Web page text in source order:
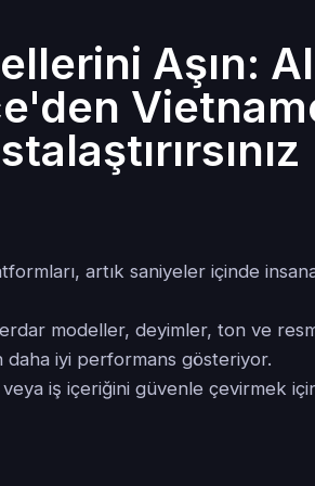
Aşın:
artık saniyeler içinde
modeller, deyimler, ton ve
daha iyi performans gösteriyor.
iş içeriğini güvenle çevirmek için